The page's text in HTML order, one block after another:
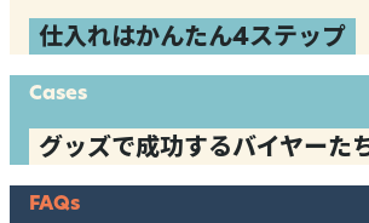
仕入れはかんたん4ステップ
Cases
グッズで成功するバイヤーた
FAQs